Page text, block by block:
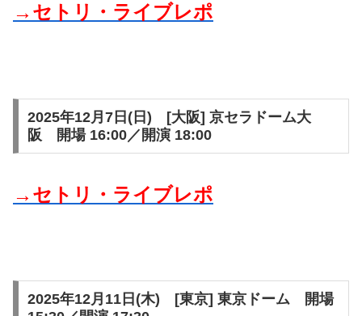
→セトリ・ライブレポ
2025年12月7日(日) [大阪] 京セラドーム大
阪 開場 16:00／開演 18:00
→セトリ・ライブレポ
2025年12月11日(木) [東京] 東京ドーム 開場